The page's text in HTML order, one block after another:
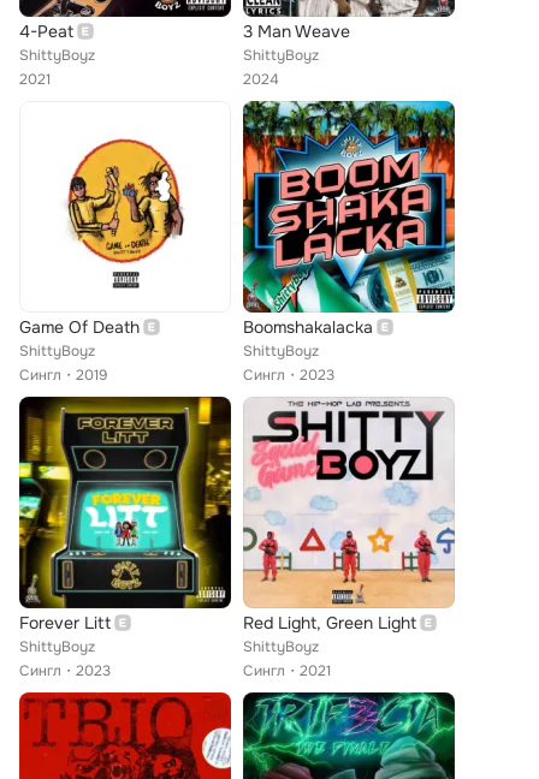
4-Peat
ShittyBoyz
2021
3 Man Weave
ShittyBoyz
2024
Game Of Death
ShittyBoyz
Сингл
2019
Boomshakalacka
ShittyBoyz
Сингл
2023
Forever Litt
ShittyBoyz
Сингл
2023
Red Light, Green Light
ShittyBoyz
Сингл
2021